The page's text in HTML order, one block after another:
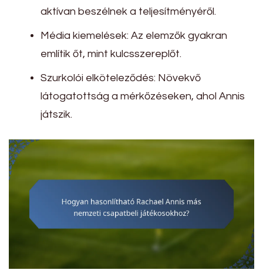
aktívan beszélnek a teljesítményéről.
Média kiemelések: Az elemzők gyakran
említik őt, mint kulcsszereplőt.
Szurkolói elköteleződés: Növekvő
látogatottság a mérkőzéseken, ahol Annis
játszik.